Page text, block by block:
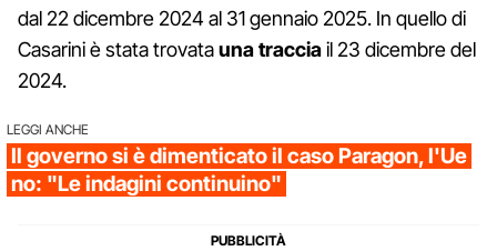
dal 22 dicembre 2024 al 31 gennaio 2025. In quello di
Casarini è stata trovatauna tracciail 23 dicembre del
2024.
LEGGI ANCHE
Il governo si è dimenticato il caso Paragon, l'Ue
no: "Le indagini continuino"